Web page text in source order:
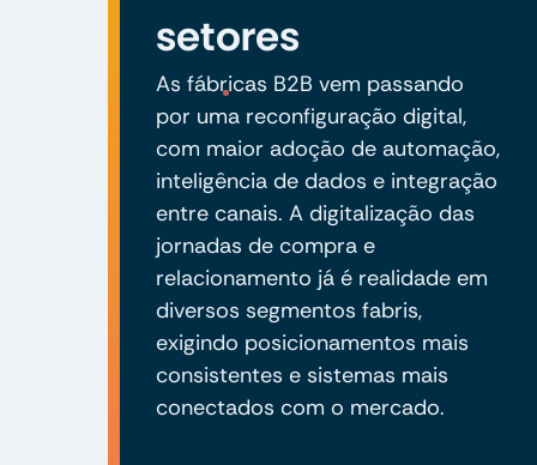
setores
As fábricas B2B vem passando
por uma reconfiguração digital,
com maior adoção de automação,
inteligência de dados e integração
entre canais. A digitalização das
jornadas de compra e
relacionamento já é realidade em
diversos segmentos fabris,
exigindo posicionamentos mais
consistentes e sistemas mais
conectados com o mercado.